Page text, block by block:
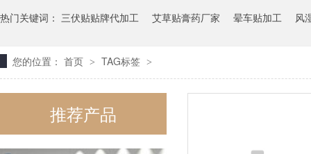
热门关键词： 三伏贴贴牌代加工 艾草贴膏药厂家 晕车贴加工 风
您的位置： 首页 > TAG标签 >
推荐产品